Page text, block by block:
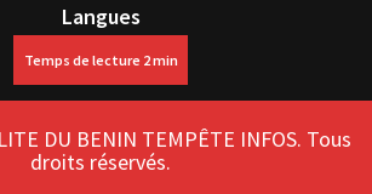
Langues
DU BENIN TEMPÊTE INFOS. Tous
droits réservés.